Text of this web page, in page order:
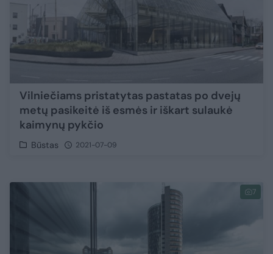
Vilniečiams pristatytas pastatas po dvejų
metų pasikeitė iš esmės ir iškart sulaukė
kaimynų pykčio
Būstas 2021-07-09
7